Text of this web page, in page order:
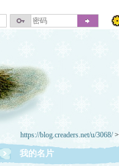
https://blog.creaders.net/u/3068/>
我的名片